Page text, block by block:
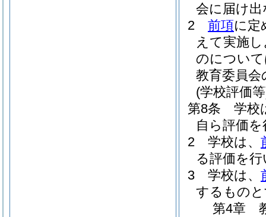
会に届け
2
前項に定
えて実施
のについ
教育委員
(学校評価
第8条
学校
自ら評価
2
学校は、
る評価を
3
学校は、
するもの
第4章